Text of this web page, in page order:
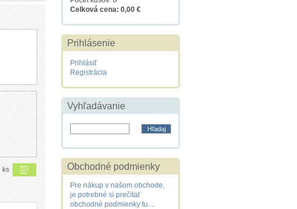
ks
Celková cena: 0,00 €
Prihlásenie
Prihlásiť
Registrácia
Vyhľadávanie
Obchodné podmienky
Pre nákup v našom obchode,
je potrebné si prečítať
obchodné podmienky tu....